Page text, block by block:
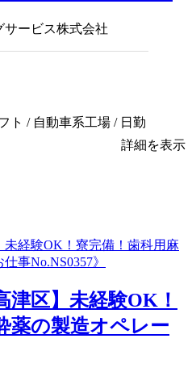
サービス株式会社
ト / 自動車系工場 / 日勤
詳細を表示
津区】未経験OK！
薬の製造オペレー